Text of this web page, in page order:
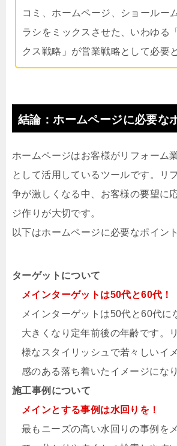
コミ、ホームページ、ショールー
ラシをミックスさせた、いわゆる
クス戦略」が営業戦略として必要
結論：ホームページに必要な
ホームページはお客様がリフォーム
として活用しているツールです。リ
争が激しくなる中、お客様の要望に
ジ作りが大切です。
以下はホームページに必要なポイン
ターゲットについて
メインターゲットは50代と60代！
メインターゲットは50代と60代に
大きくなり定年前後の年齢です。
様なスタイリッシュで若々しいイ
感のある落ち着いたイメージにな
施工事例について
メインとする事例は水回りを！
最もニーズの高い水回りの事例を